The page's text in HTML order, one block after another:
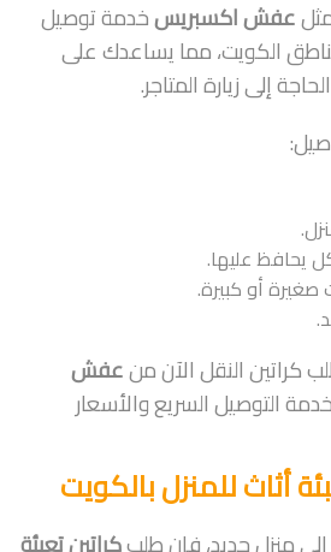
عفش اكسبريسخدمة توصيل
الكويت، مما يساعدك على
إلى زيارة المتاجر.
يحافظ عليها.
أو كبيرة.
كراتين النقل الآن منعفش
التوصيل السريع والأسعار
أثاث للمنزل بالكويت
منزل جديد، فإن طلبكراتين تعبئة